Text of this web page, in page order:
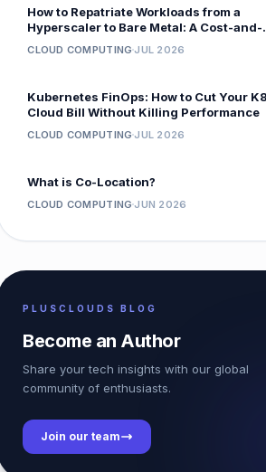
How to Repatriate Workloads from a
Hyperscaler to Bare Metal: A Cost-and-
CLOUD COMPUTINGJUL 2026
Kubernetes FinOps: How to Cut Your
Cloud Bill Without Killing Performance
CLOUD COMPUTINGJUL 2026
What is Co-Location?
CLOUD COMPUTINGJUN 2026
PLUSCLOUDS BLOG
Become an Author
Share your tech insights with our global
community of enthusiasts.
Join our team